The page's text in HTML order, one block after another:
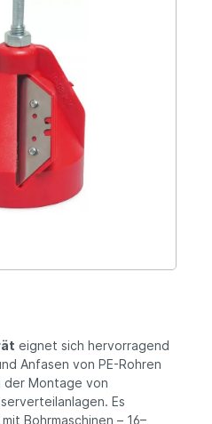
eignet sich hervorragend
Anfasen von PE-Rohren
der Montage von
Es
Bohrmaschinen – 16–